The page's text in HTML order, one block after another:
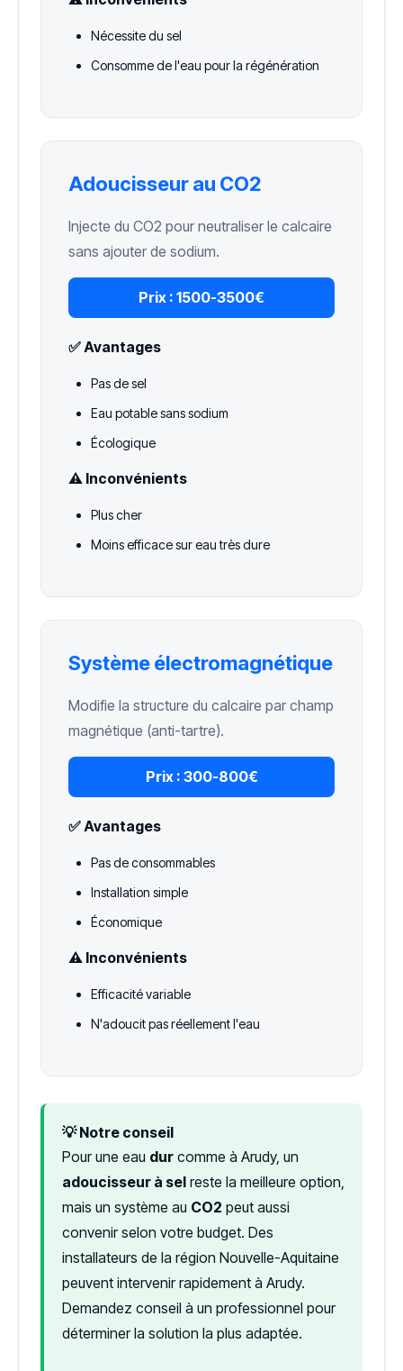
Nécessite du sel
Consomme de l'eau pour la régénération
Adoucisseur au CO2
Injecte du CO2 pour neutraliser le calcaire
sans ajouter de sodium.
Prix : 1500-3500€
✅ Avantages
Pas de sel
Eau potable sans sodium
Écologique
⚠️ Inconvénients
Plus cher
Moins efficace sur eau très dure
Système électromagnétique
Modifie la structure du calcaire par champ
magnétique (anti-tartre).
Prix : 300-800€
✅ Avantages
Pas de consommables
Installation simple
Économique
⚠️ Inconvénients
Efficacité variable
N'adoucit pas réellement l'eau
💡 Notre conseil
Pour une eau dur comme à Arudy, un
adoucisseur à sel reste la meilleure option,
mais un système au CO2 peut aussi
convenir selon votre budget. Des
installateurs de la région Nouvelle-Aquitaine
peuvent intervenir rapidement à Arudy.
Demandez conseil à un professionnel pour
déterminer la solution la plus adaptée.